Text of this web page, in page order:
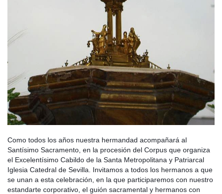
Como todos los años nuestra hermandad acompañará al
Santísimo Sacramento, en la procesión del Corpus que organiza
el Excelentísimo Cabildo de la Santa Metropolitana y Patriarcal
Iglesia Catedral de Sevilla. Invitamos a todos los hermanos a que
se unan a esta celebración, en la que participaremos con nuestro
estandarte corporativo, el guión sacramental y hermanos con